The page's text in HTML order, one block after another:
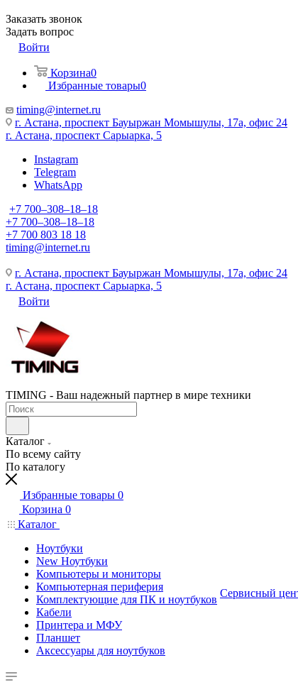
Заказать звонок
Задать вопрос
Войти
Корзина0
Избранные товары0
timing@internet.ru
г. Астана, проспект Бауыржан Момышулы, 17а, офис 24
г. Астана, проспект Сарыарка, 5
Instagram
Telegram
WhatsApp
+7 700‒308‒18‒18
+7 700‒308‒18‒18
+7 700 803 18 18
timing@internet.ru
г. Астана, проспект Бауыржан Момышулы, 17а, офис 24
г. Астана, проспект Сарыарка, 5
Войти
TIMING - Ваш надежный партнер в мире техники
Каталог
По всему сайту
По каталогу
Избранные товары 0
Корзина 0
Каталог
Ноутбуки
New Ноутбуки
Компьютеры и мониторы
Компьютерная периферия
Комплектующие для ПК и ноутбуков
Кабели
Принтера и МФУ
Планшет
Аксессуары для ноутбуков
Сервисный